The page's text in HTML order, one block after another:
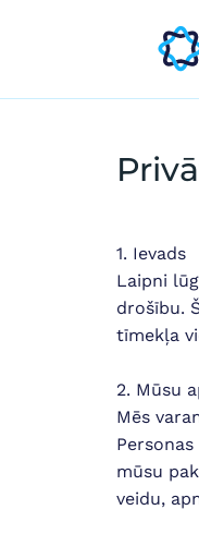
1. Ievads
Laipni
drošību.
tīmekļa
2. Mūsu
Mēs
mūsu
veidu,